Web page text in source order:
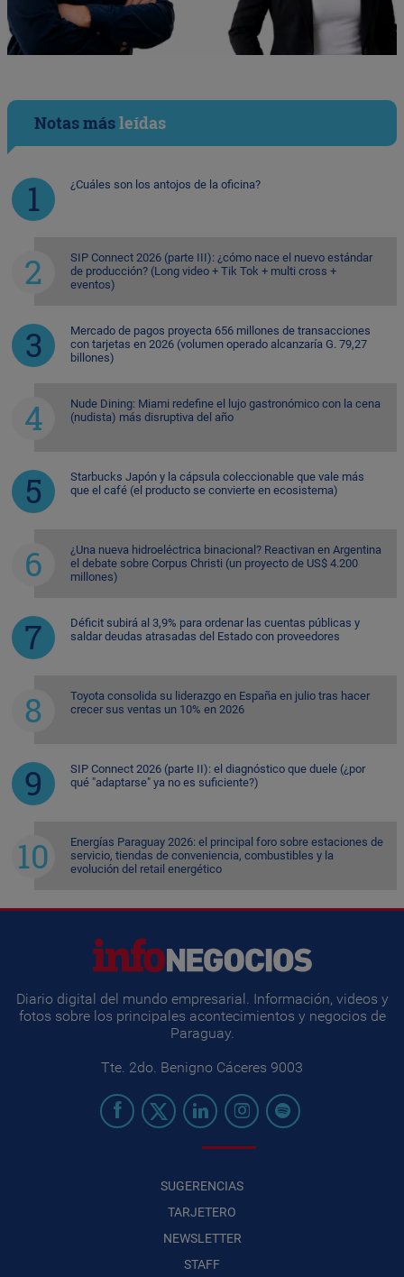
Notas másleídas
¿Cuáles son los antojos de la oficina?
SIP Connect 2026 (parte III): ¿cómo nace el nuevo estándar
de producción? (Long video + Tik Tok + multi cross +
eventos)
Mercado de pagos proyecta 656 millones de transacciones
con tarjetas en 2026 (volumen operado alcanzaría G. 79,27
billones)
Nude Dining: Miami redefine el lujo gastronómico con la cena
(nudista) más disruptiva del año
Starbucks Japón y la cápsula coleccionable que vale más
que el café (el producto se convierte en ecosistema)
¿Una nueva hidroeléctrica binacional? Reactivan en Argentina
el debate sobre Corpus Christi (un proyecto de US$ 4.200
millones)
Déficit subirá al 3,9% para ordenar las cuentas públicas y
saldar deudas atrasadas del Estado con proveedores
Toyota consolida su liderazgo en España en julio tras hacer
crecer sus ventas un 10% en 2026
SIP Connect 2026 (parte II): el diagnóstico que duele (¿por
qué "adaptarse" ya no es suficiente?)
Energías Paraguay 2026: el principal foro sobre estaciones de
servicio, tiendas de conveniencia, combustibles y la
evolución del retail energético
Diario digital del mundo empresarial. Información, videos y
fotos sobre los principales acontecimientos y negocios de
Paraguay.
Tte. 2do. Benigno Cáceres 9003
SUGERENCIAS
TARJETERO
NEWSLETTER
STAFF